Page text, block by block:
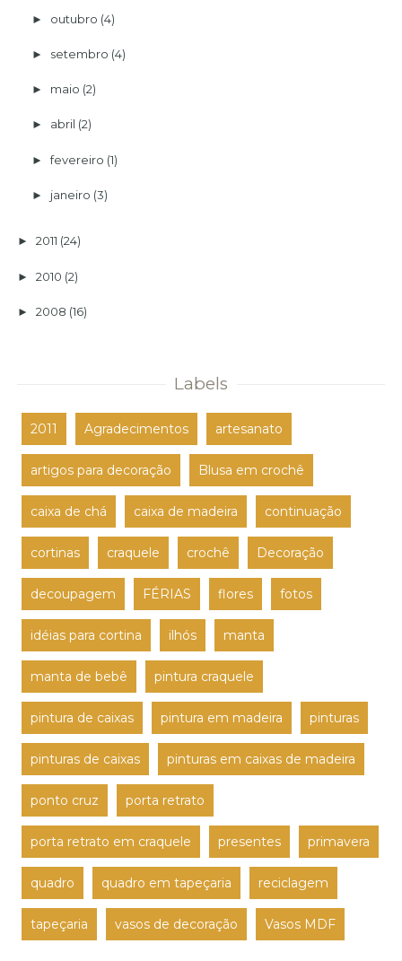
► outubro (4)
► setembro (4)
► maio (2)
► abril (2)
►fevereiro (1)
► janeiro (3)
►2011 (24)
►2010 (2)
►2008 (16)
Labels
2011 Agradecimentos artesanato
artigos para decoração Blusa em crochê
caixa de chá caixa de madeira continuação
cortinas craquele crochê Decoração
decoupagem FÉRIAS flores fotos
idéias para cortina ilhós manta
manta de bebê pintura craquele
pintura de caixas pintura em madeira pinturas
pinturas de caixas pinturas em caixas de madeira
ponto cruz porta retrato
porta retrato em craquele presentes primavera
quadro quadro em tapeçaria reciclagem
tapeçaria vasos de decoração Vasos MDF